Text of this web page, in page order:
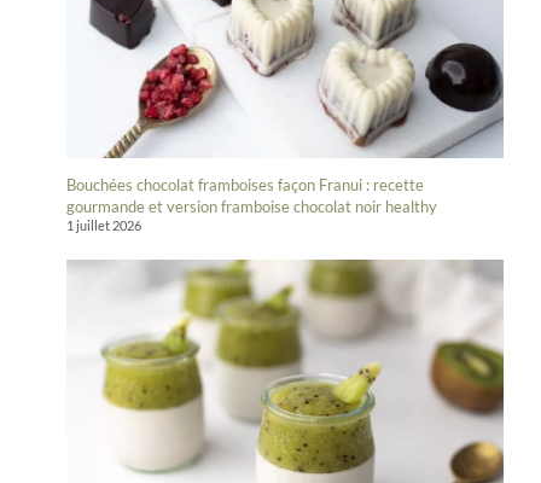
Bouchées chocolat framboises façon Franui : recette
gourmande et version framboise chocolat noir healthy
1 juillet 2026